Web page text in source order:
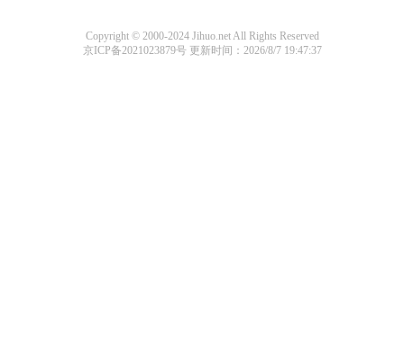
Copyright © 2000-2024 Jihuo.net All Rights Reserved
京ICP备2021023879号更新时间：2026/8/7 19:47:37